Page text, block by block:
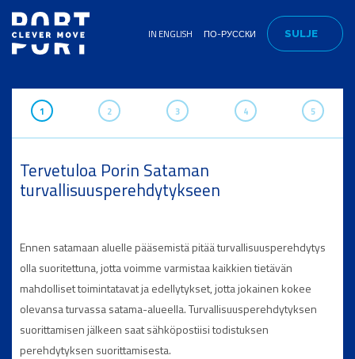
IN ENGLISH ПО-РУССКИ SULJE
1 2 3 4 5
Tervetuloa Porin Sataman
turvallisuusperehdytykseen
Ennen satamaan aluelle pääsemistä pitää turvallisuusperehdytys
olla suoritettuna, jotta voimme varmistaa kaikkien tietävän
mahdolliset toimintatavat ja edellytykset, jotta jokainen kokee
olevansa turvassa satama-alueella. Turvallisuusperehdytyksen
suorittamisen jälkeen saat sähköpostiisi todistuksen
perehdytyksen suorittamisesta.